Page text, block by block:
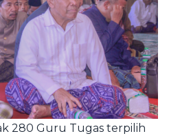
280 Guru Tugas terpilih